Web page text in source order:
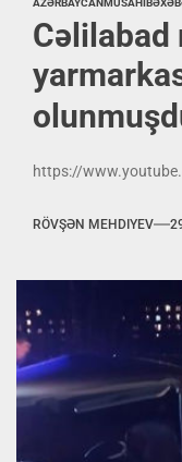
AZƏRBAYCAN MÜSAHİBƏ
Cəlilabad
https://
RÖVŞƏN MEHDIYEV